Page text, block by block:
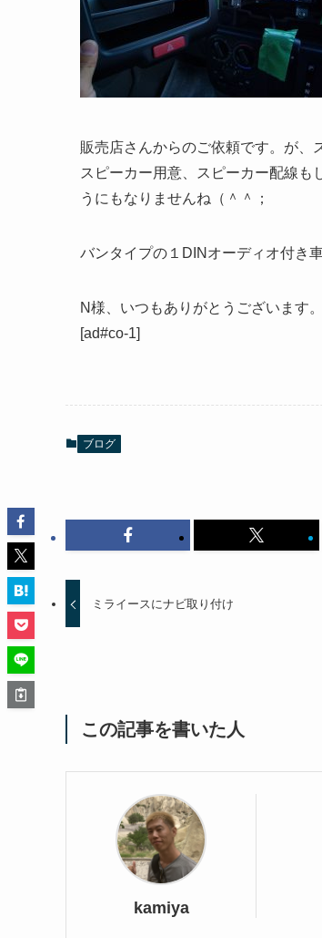
販売店さんからのご依頼です。が、
スピーカー用意、スピーカー配線
うにもなりませんね（＾＾；
バンタイプの１DINオーディオ付き
N様、いつもありがとうございます。
[ad#co-1]
ブログ
ミライースにナビ取り付け
この記事を書いた人
kamiya